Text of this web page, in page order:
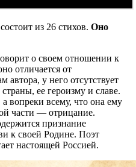
из 26 стихов. Оно
о своем отношении к
отличается от
автора, у него отсутствует
ее героизму и славе.
вопреки всему, что она ему
части — отрицание.
признание
к своей Родине. Поэт
настоящей Россией.